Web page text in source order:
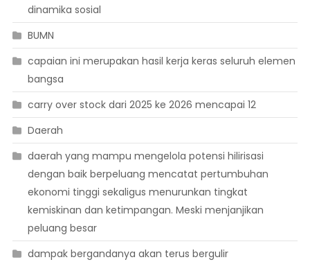
dinamika sosial
BUMN
capaian ini merupakan hasil kerja keras seluruh elemen
bangsa
carry over stock dari 2025 ke 2026 mencapai 12
Daerah
daerah yang mampu mengelola potensi hilirisasi
dengan baik berpeluang mencatat pertumbuhan
ekonomi tinggi sekaligus menurunkan tingkat
kemiskinan dan ketimpangan. Meski menjanjikan
peluang besar
dampak bergandanya akan terus bergulir